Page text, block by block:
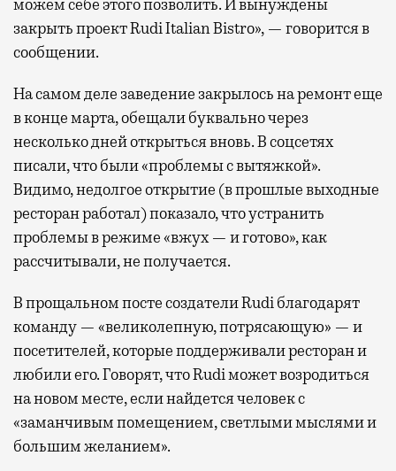
можем себе этого позволить. И вынуждены
закрыть проект Rudi Italian Bistro», — говорится в
сообщении.
На самом деле заведение закрылось на ремонт еще
в конце марта, обещали буквально через
несколько дней открыться вновь. В соцсетях
писали, что были «проблемы с вытяжкой».
Видимо, недолгое открытие (в прошлые выходные
ресторан работал) показало, что устранить
проблемы в режиме «вжух — и готово», как
рассчитывали, не получается.
В прощальном посте создатели Rudi благодарят
команду — «великолепную, потрясающую» — и
посетителей, которые поддерживали ресторан и
любили его. Говорят, что Rudi может возродиться
на новом месте, если найдется человек с
«заманчивым помещением, светлыми мыслями и
большим желанием».